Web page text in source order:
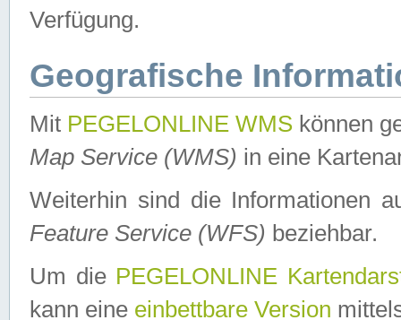
Verfügung.
Geografische
Mit PEGELONLINE WMS können
Map Service (WMS) in eine
Weiterhin sind die Informationen
Feature Service (WFS) beziehbar.
Um die PEGELONLINE
kann eine einbettbare Version